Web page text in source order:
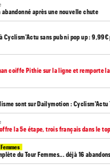
abandonné après une nouvelle chute
Cyclism'Actu sans pub ni pop up : 9,99€
coiffe Pithie sur la ligne et remporte
sont sur Dailymotion : Cyclism'Actu
la 5e étape, trois français dans le
du Tour Femmes... déjà 16 abandons